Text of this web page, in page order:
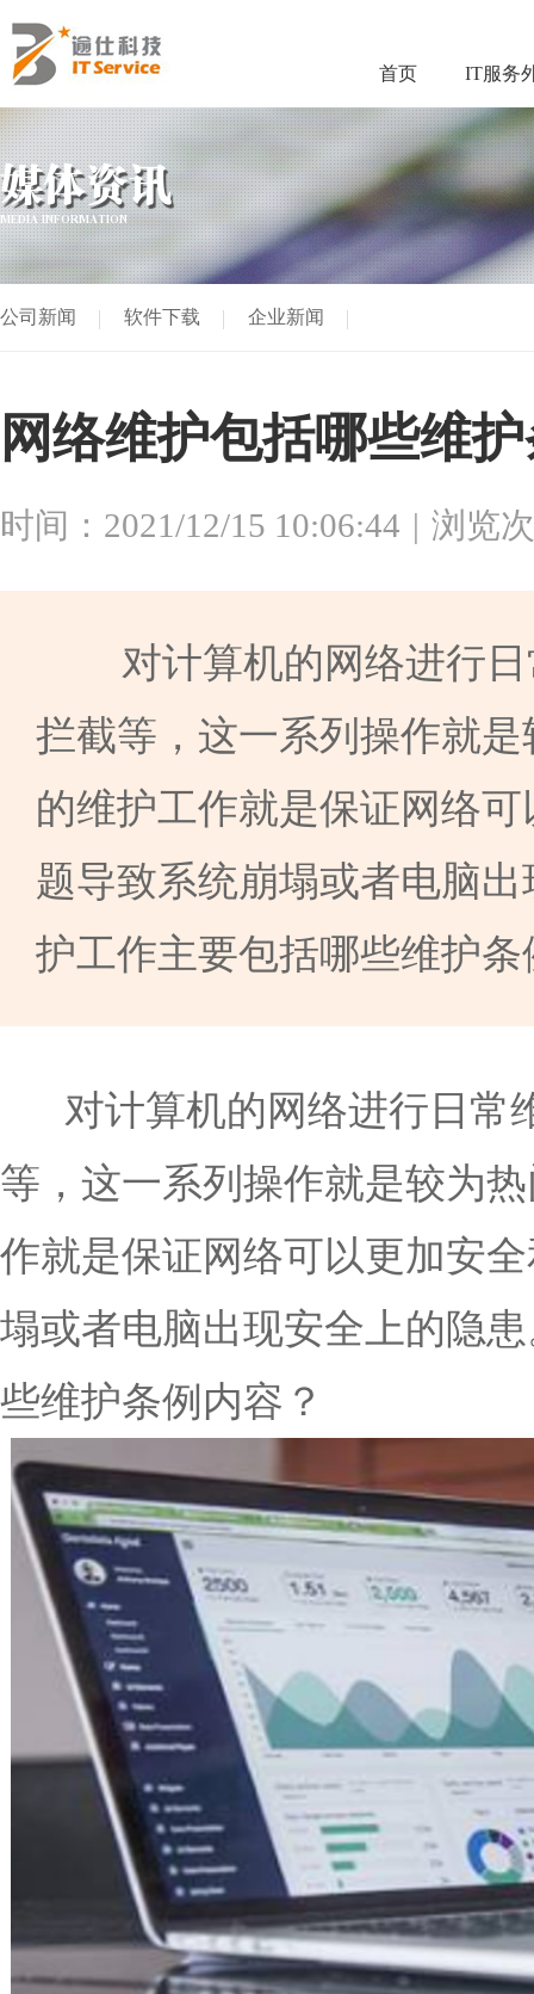
首页 IT服务
媒体资讯
MEDIA INFORMATION
公司新闻 软件下载 企业新闻
网络维护包括哪些维
时间：2021/12/15 10:06:44 浏览
对计算机的网络进行日
拦截等，这一系列操作就
的维护工作就是保证网络
题导致系统崩塌或者电脑
护工作主要包括哪些维护条
对计算机的网络进行日常
等，这一系列操作就是较为
作就是保证网络可以更加安
塌或者电脑出现安全上的隐
些维护条例内容？